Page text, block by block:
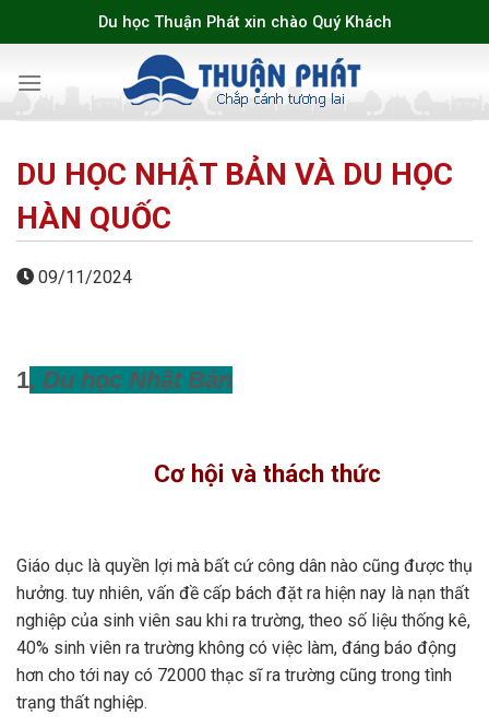
to
Du học Thuận Phát xin chào Quý Khách
DU HỌC NHẬT BẢN VÀ DU HỌC
HÀN QUỐC
09/11/2024
1, Du học Nhật Bản
Cơ hội và thách thức
Giáo dục là quyền lợi mà bất cứ công dân nào cũng được thụ
hưởng. tuy nhiên, vấn đề cấp bách đặt ra hiện nay là nạn thất
nghiệp của sinh viên sau khi ra trường, theo số liệu thống kê,
40% sinh viên ra trường không có việc làm, đáng báo động
hơn cho tới nay có 72000 thạc sĩ ra trường cũng trong tình
trạng thất nghiệp.